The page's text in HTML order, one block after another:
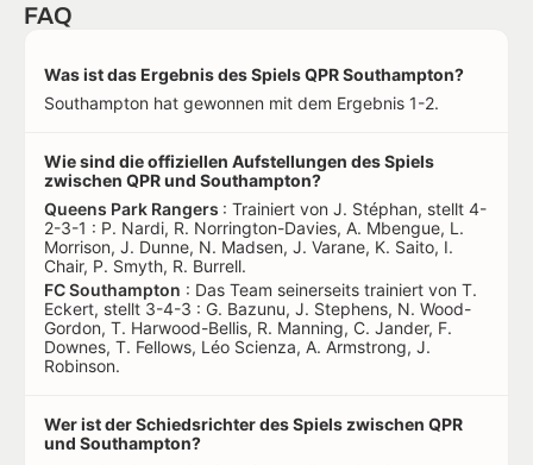
FAQ
Was ist das Ergebnis des Spiels QPR Southampton?
Southampton hat gewonnen mit dem Ergebnis 1-2.
Wie sind die offiziellen Aufstellungen des Spiels
zwischen QPR und Southampton?
Queens Park Rangers : Trainiert von J. Stéphan, stellt 4-
2-3-1 : P. Nardi, R. Norrington-Davies, A. Mbengue, L.
Morrison, J. Dunne, N. Madsen, J. Varane, K. Saito, I.
Chair, P. Smyth, R. Burrell.
FC Southampton : Das Team seinerseits trainiert von T.
Eckert, stellt 3-4-3 : G. Bazunu, J. Stephens, N. Wood-
Gordon, T. Harwood-Bellis, R. Manning, C. Jander, F.
Downes, T. Fellows, Léo Scienza, A. Armstrong, J.
Robinson.
Wer ist der Schiedsrichter des Spiels zwischen QPR
und Southampton?